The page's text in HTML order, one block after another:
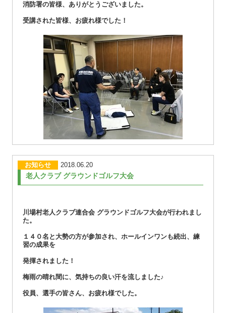
消防署の皆様、ありがとうございました。
受講された皆様、お疲れ様でした！
お知らせ 2018.06.20
老人クラブ グラウンドゴルフ大会
川場村老人クラブ連合会 グラウンドゴルフ大会が行われまし
た。
１４０名と大勢の方が参加され、ホールインワンも続出、練
習の成果を
発揮されました！
梅雨の晴れ間に、気持ちの良い汗を流しました♪
役員、選手の皆さん、お疲れ様でした。